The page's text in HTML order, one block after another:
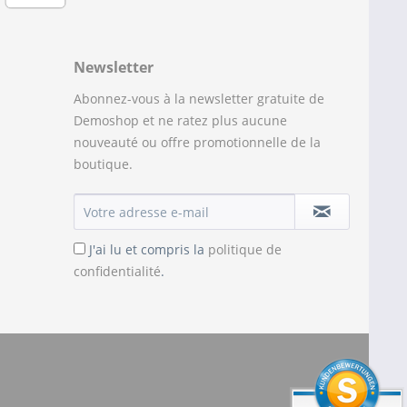
Newsletter
Abonnez-vous à la newsletter gratuite de
Demoshop et ne ratez plus aucune
nouveauté ou offre promotionnelle de la
boutique.
J'ai lu et compris la politique de
confidentialité.